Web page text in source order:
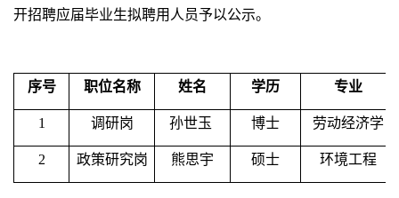
开招聘应届毕业生拟聘用人员予以公示。
序号 职位名称 姓名 学历 专业
1 调研岗 孙世玉 博士 劳动经济学
2 政策研究岗 熊思宇 硕士 环境工程